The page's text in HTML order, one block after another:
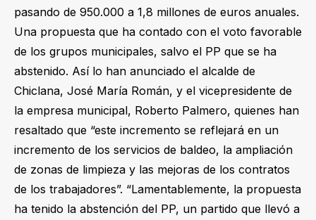
pasando de 950.000 a 1,8 millones de euros anuales.
Una propuesta que ha contado con el voto favorable
de los grupos municipales, salvo el PP que se ha
abstenido. Así lo han anunciado el alcalde de
Chiclana, José María Román, y el vicepresidente de
la empresa municipal, Roberto Palmero, quienes han
resaltado que “este incremento se reflejará en un
incremento de los servicios de baldeo, la ampliación
de zonas de limpieza y las mejoras de los contratos
de los trabajadores”. “Lamentablemente, la propuesta
ha tenido la abstención del PP, un partido que llevó a